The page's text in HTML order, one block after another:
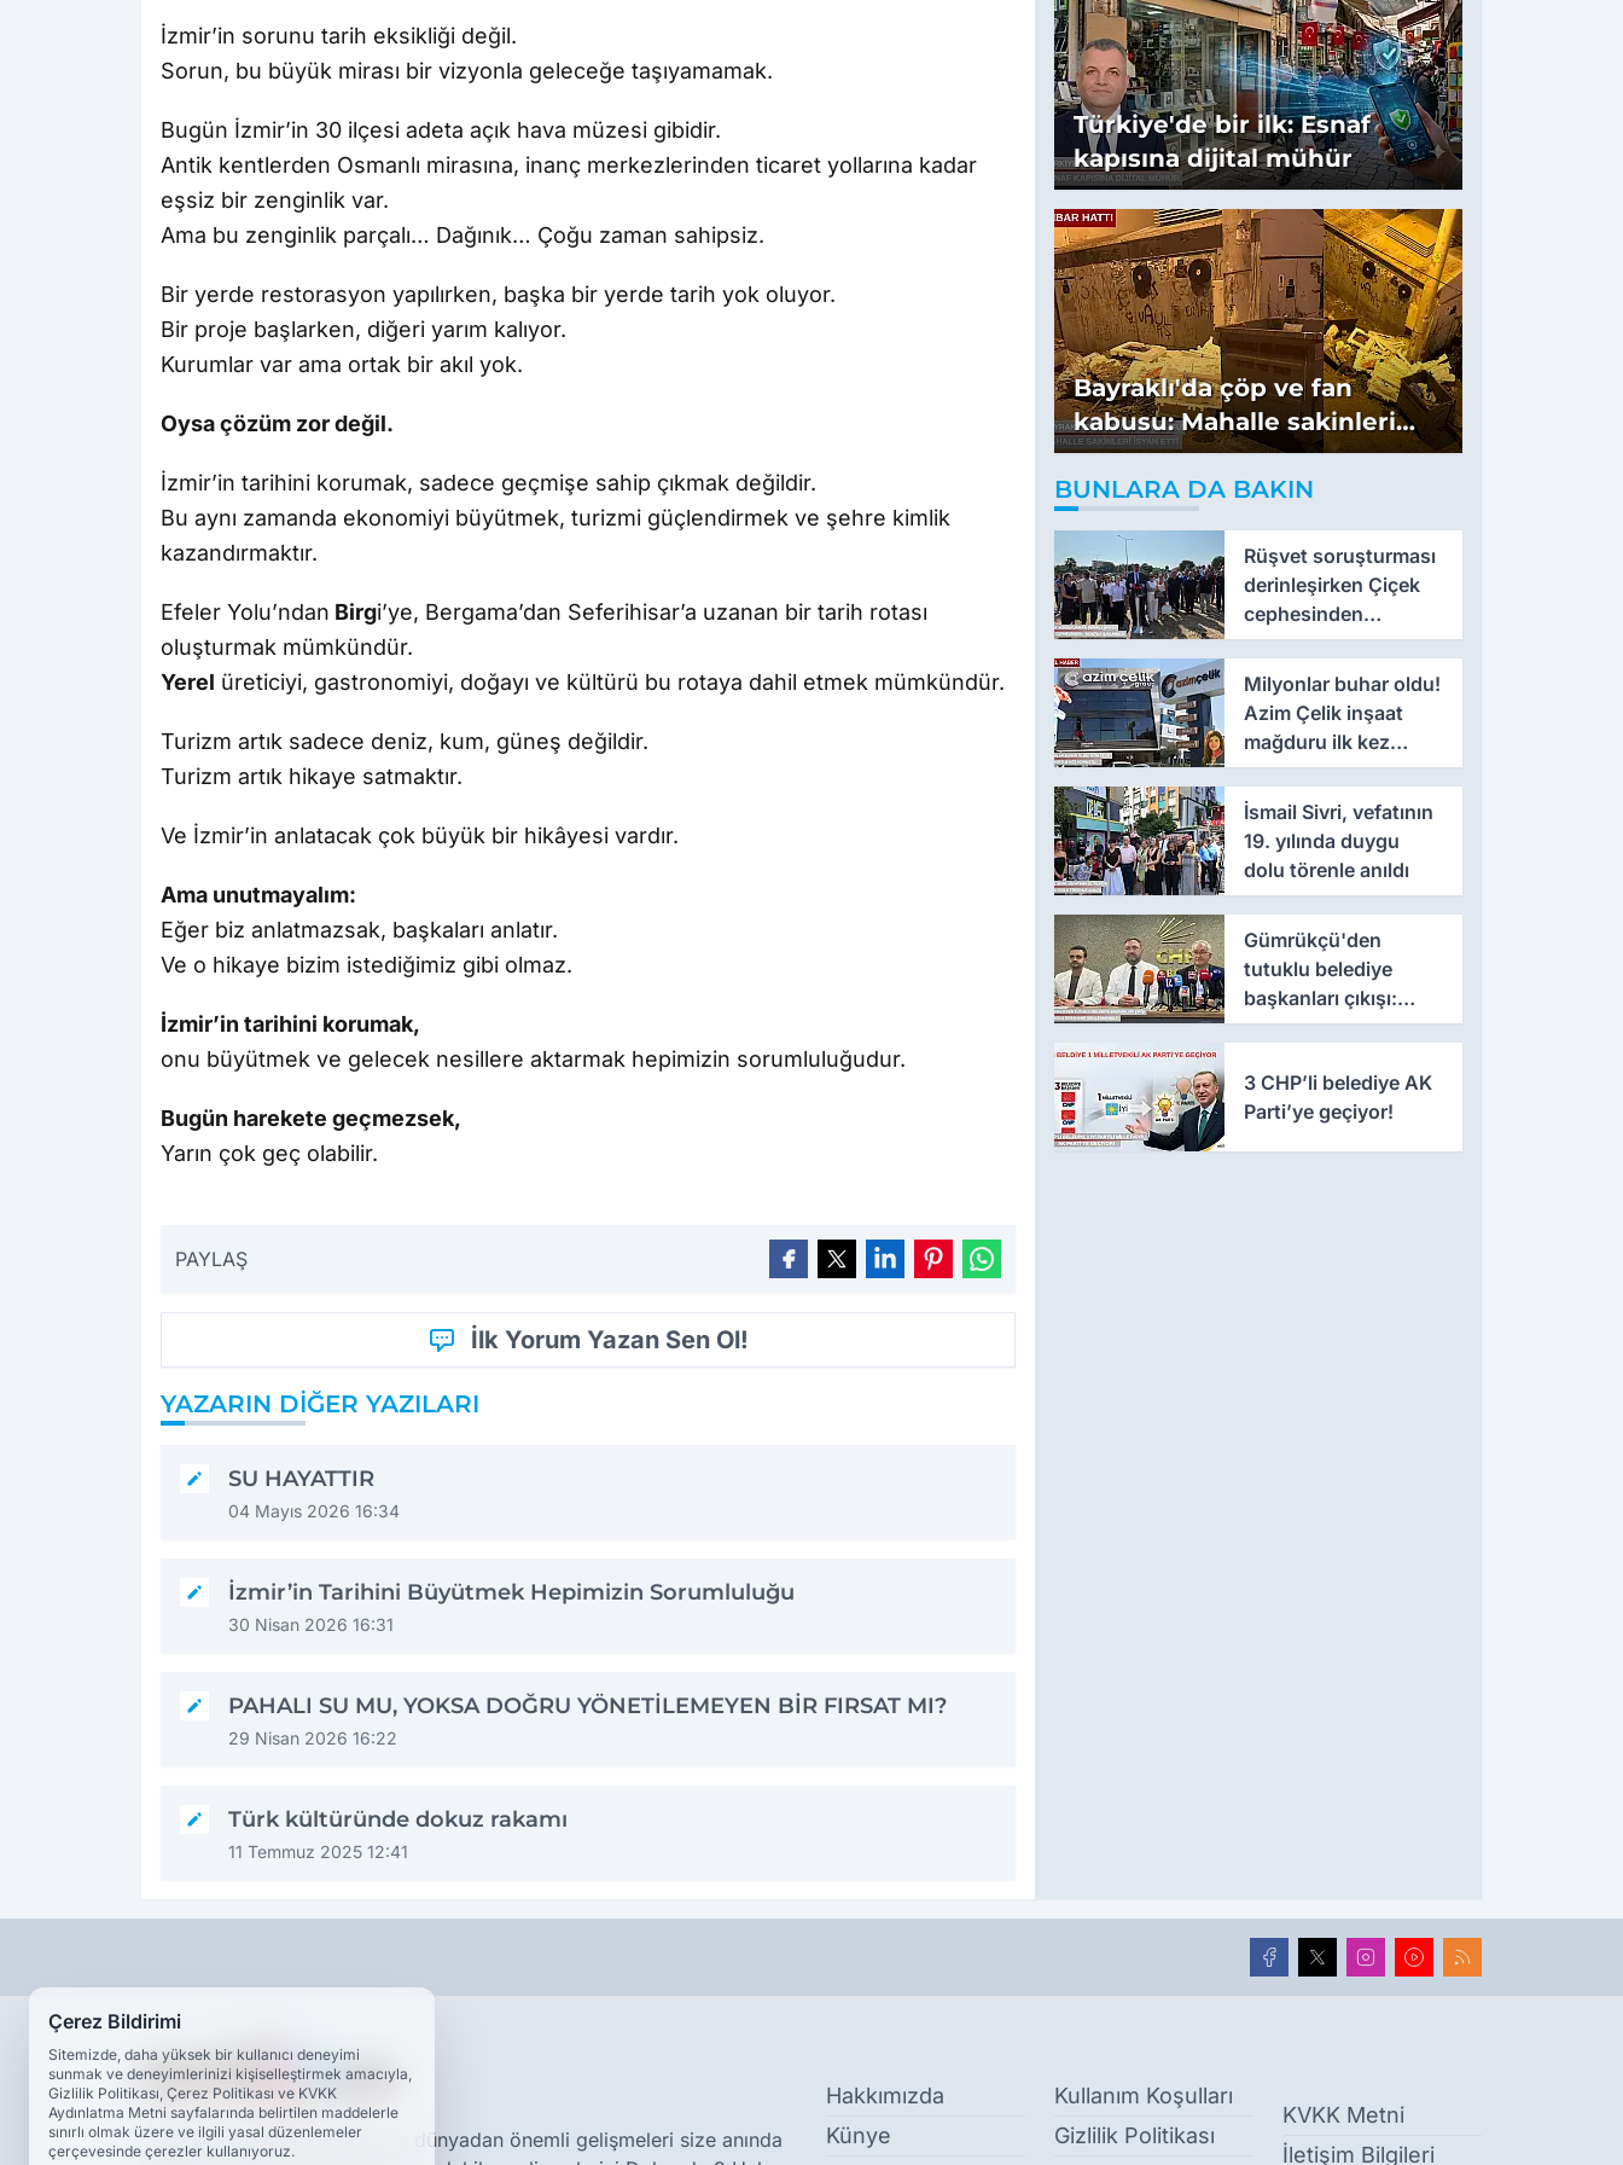
İzmir’in sorunu tarih eksikliği değil.
Sorun, bu büyük mirası bir vizyonla geleceğe taşıyamamak.
Bugün İzmir’in 30 ilçesi adeta açık hava müzesi gibidir.
Antik kentlerden Osmanlı mirasına, inanç merkezlerinden ticaret yollarına kadar
eşsiz bir zenginlik var.
Ama bu zenginlik parçalı… Dağınık… Çoğu zaman sahipsiz.
Bir yerde restorasyon yapılırken, başka bir yerde tarih yok oluyor.
Bir proje başlarken, diğeri yarım kalıyor.
Kurumlar var ama ortak bir akıl yok.
Oysa çözüm zor değil.
İzmir’in tarihini korumak, sadece geçmişe sahip çıkmak değildir.
Bu aynı zamanda ekonomiyi büyütmek, turizmi güçlendirmek ve şehre kimlik
kazandırmaktır.
Efeler Yolu’ndan Birgi’ye, Bergama’dan Seferihisar’a uzanan bir tarih rotası
oluşturmak mümkündür.
Yerel üreticiyi, gastronomiyi, doğayı ve kültürü bu rotaya dahil etmek mümkündür.
Turizm artık sadece deniz, kum, güneş değildir.
Turizm artık hikaye satmaktır.
Ve İzmir’in anlatacak çok büyük bir hikâyesi vardır.
Ama unutmayalım:
Eğer biz anlatmazsak, başkaları anlatır.
Ve o hikaye bizim istediğimiz gibi olmaz.
İzmir’in tarihini korumak,
onu büyütmek ve gelecek nesillere aktarmak hepimizin sorumluluğudur.
Bugün harekete geçmezsek,
Yarın çok geç olabilir.
PAYLAŞ
İlk Yorum Yazan Sen Ol!
YAZARIN DIĞER YAZILARI
SU HAYATTIR
04 Mayıs 2026 16:34
İzmir’in Tarihini Büyütmek Hepimizin Sorumluluğu
30 Nisan 2026 16:31
PAHALI SU MU, YOKSA DOĞRU YÖNETİLEMEYEN BİR FIRSAT MI?
29 Nisan 2026 16:22
Türk kültüründe dokuz rakamı
11 Temmuz 2025 12:41
Türkiye'de bir ilk: Esnaf
kapısına dijital mühür
Bayraklı'da çöp ve fan
kabusu: Mahalle sakinleri
isyan etti
BUNLARA DA BAKIN
Rüşvet soruşturması
derinleşirken Çiçek
cephesinden
'montaj' savunması
Milyonlar buhar oldu!
Azim Çelik inşaat
mağduru ilk kez
konuştu
İsmail Sivri, vefatının
19. yılında duygu
dolu törenle anıldı
Gümrükçü'den
tutuklu belediye
başkanları çıkışı:
'Yıllarca iddianame
3 CHP’li belediye AK
Parti’ye geçiyor!
Dokuzda 9 Haber, Türkiye ve dünyadan önemli gelişmeleri size anında
Hakkımızda
Künye
Kullanım Koşulları
Gizlilik Politikası
KVKK Metni
İletişim Bilgileri
Çerez Bildirimi
Sitemizde, daha yüksek bir kullanıcı deneyimi
sunmak ve deneyimlerinizi kişiselleştirmek amacıyla,
Gizlilik Politikası, Çerez Politikası ve KVKK
Aydınlatma Metni sayfalarında belirtilen maddelerle
sınırlı olmak üzere ve ilgili yasal düzenlemeler
çerçevesinde çerezler kullanıyoruz.